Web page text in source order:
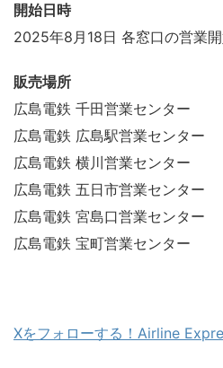
開始日時
2025年8月18日 各窓口の営業開
販売場所
広島電鉄 千田営業センター
広島電鉄 広島駅営業センター
広島電鉄 横川営業センター
広島電鉄 五日市営業センター
広島電鉄 宮島口営業センター
広島電鉄 宝町営業センター
Xをフォローする！Airline